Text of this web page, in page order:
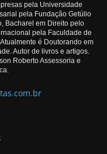
pela Universidade
pela Fundação Getúlio
Bacharel em Direito pelo
pela Faculdade de
é Doutorando em
Autor de livros e artigos.
Roberto Assessoria e